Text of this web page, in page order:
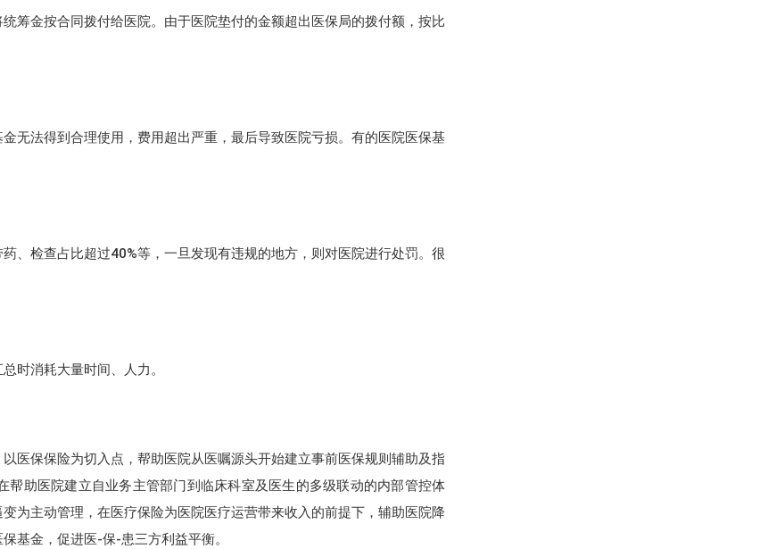
筹金按合同拨付给医院。由于医院垫付的金额超出医保局的拨付额，按比
无法得到合理使用，费用超出严重，最后导致医院亏损。有的医院医保基
、检查占比超过40%等，一旦发现有违规的地方，则对医院进行处罚。很
时消耗大量时间、人力。
医保保险为切入点，帮助医院从医嘱源头开始建立事前医保规则辅助及指
助医院建立自业务主管部门到临床科室及医生的多级联动的内部管控体
为主动管理，在医疗保险为医院医疗运营带来收入的前提下，辅助医院降
基金，促进医-保-患三方利益平衡。